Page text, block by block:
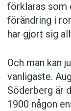
förklaras som
förändring i
har gjort sig
Och man kan
vanligaste.
Söderberg är
1900 någon